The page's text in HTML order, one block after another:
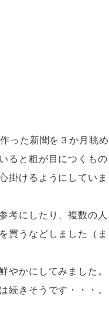
った新聞を３か月眺め
ると粗が目につくもの
掛けるようにしていま
考にしたり、複数の人
買うなどしました（ま
やかにしてみました。
続きそうです・・・。